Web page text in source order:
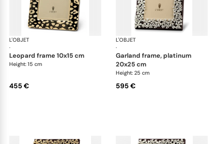
L'OBJET
·
Picture Frames
leopard frame 10x15 cm
Height: 15 cm
455 €
L'OBJET
·
garland frame, platinum
20x25 cm
Height: 25 cm
595 €